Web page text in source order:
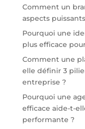
Comment un
aspects
Pourquoi une
plus efficace
Comment une
elle définir 3
entreprise ?
Pourquoi une
efficace aide-t-
performante ?